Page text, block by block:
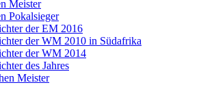
Meister
Pokalsieger
der EM 2016
der WM 2010 in Südafrika
der WM 2014
des Jahres
Meister